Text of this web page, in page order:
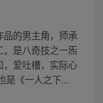
的男主角，师承
是八奇技之一炁
爱吐槽，实际心
是《一人之下...